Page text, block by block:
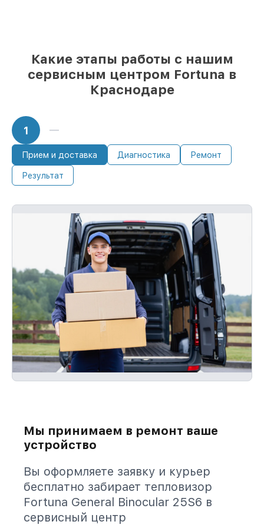
Какие этапы работы с нашим
сервисным центром Fortuna в
Краснодаре
1
Прием и доставка Диагностика Ремонт
Результат
Мы принимаем в ремонт ваше
устройство
Вы оформляете заявку и курьер
бесплатно забирает тепловизор
Fortuna General Binocular 25S6 в
сервисный центр